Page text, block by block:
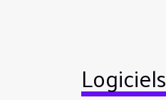
Logiciels